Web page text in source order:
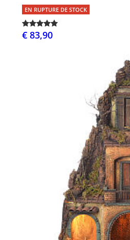
EN RUPTURE DE STOCK
€ 83,90